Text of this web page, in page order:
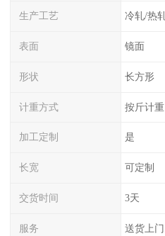
生产工艺 冷轧/热
表面 镜面
形状 长方形
计重方式 按斤计重
加工定制 是
长宽 可定制
交货时间 3天
服务 送货上门